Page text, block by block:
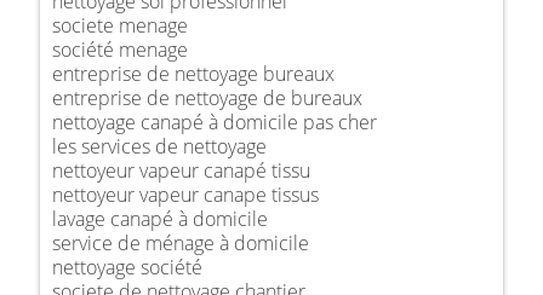
societe menage
société menage
entreprise de nettoyage bureaux
entreprise de nettoyage de bureaux
nettoyage canapé à domicile pas cher
les services de nettoyage
nettoyeur vapeur canapé tissu
nettoyeur vapeur canape tissus
lavage canapé à domicile
service de ménage à domicile
nettoyage société